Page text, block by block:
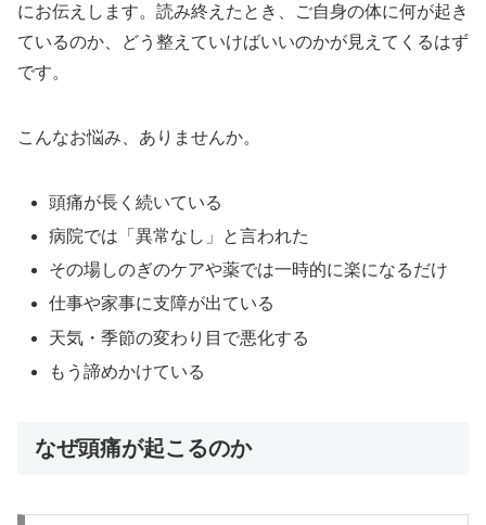
にお伝えします。読み終えたとき、ご自身の体に何が起き
ているのか、どう整えていけばいいのかが見えてくるはず
です。
こんなお悩み、ありませんか。
頭痛が長く続いている
病院では「異常なし」と言われた
その場しのぎのケアや薬では一時的に楽になるだけ
仕事や家事に支障が出ている
天気・季節の変わり目で悪化する
もう諦めかけている
なぜ頭痛が起こるのか